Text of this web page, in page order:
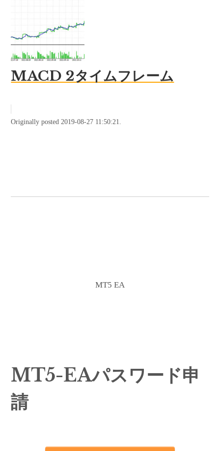
MACD 2タイムフレーム
Originally posted 2019-08-27 11:50:21.
MT5 EA
MT5-EAパスワード申
請